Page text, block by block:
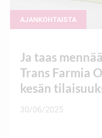
AJANKOHTAISTA
Ja taas
Trans Farmia
kesän
30/06/2025